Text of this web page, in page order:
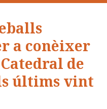
a conèixer
de
últims vint